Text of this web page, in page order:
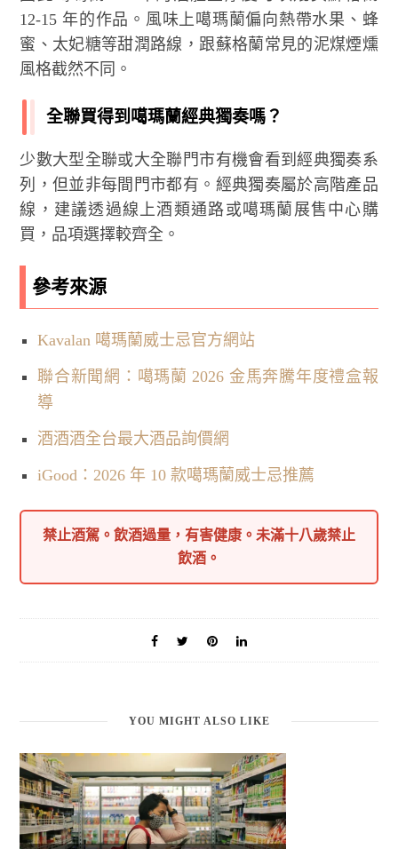
12-15 年的作品。風味上噶瑪蘭偏向熱帶水果、蜂
蜜、太妃糖等甜潤路線，跟蘇格蘭常見的泥煤煙燻
風格截然不同。
全聯買得到噶瑪蘭經典獨奏嗎？
少數大型全聯或大全聯門市有機會看到經典獨奏系
列，但並非每間門市都有。經典獨奏屬於高階產品
線，建議透過線上酒類通路或噶瑪蘭展售中心購
買，品項選擇較齊全。
參考來源
Kavalan 噶瑪蘭威士忌官方網站
聯合新聞網：噶瑪蘭 2026 金馬奔騰年度禮盒報
導
酒酒酒全台最大酒品詢價網
iGood：2026 年 10 款噶瑪蘭威士忌推薦
禁止酒駕。飲酒過量，有害健康。未滿十八歲禁止
飲酒。
YOU MIGHT ALSO LIKE